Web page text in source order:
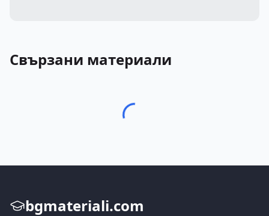
Свързани материали
bgmateriali.com